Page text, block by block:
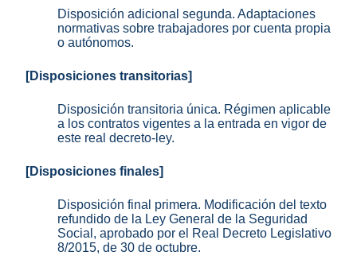
Disposición adicional segunda. Adaptaciones
normativas sobre trabajadores por cuenta propia
o autónomos.
[Disposiciones transitorias]
Disposición transitoria única. Régimen aplicable
a los contratos vigentes a la entrada en vigor de
este real decreto-ley.
[Disposiciones finales]
Disposición final primera. Modificación del texto
refundido de la Ley General de la Seguridad
Social, aprobado por el Real Decreto Legislativo
8/2015, de 30 de octubre.